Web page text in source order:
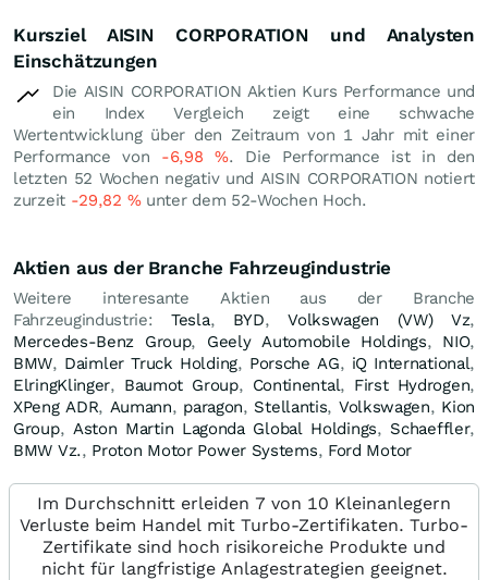
Kursziel AISIN CORPORATION und Analysten
Einschätzungen
Die AISIN CORPORATION Aktien Kurs Performance und
ein Index Vergleich zeigt eine schwache
Wertentwicklung über den Zeitraum von 1 Jahr mit einer
Performance von -6,98%. Die Performance ist in den
letzten 52 Wochen negativ und AISIN CORPORATION notiert
zurzeit -29,82 %unter dem 52-Wochen Hoch.
Aktien aus der Branche Fahrzeugindustrie
Weitere interesante Aktien aus der Branche
Fahrzeugindustrie:Tesla, BYD,Volkswagen (VW) Vz,
Mercedes-Benz Group, Geely Automobile Holdings, NIO,
BMW, Daimler Truck Holding, Porsche AG, iQ International,
ElringKlinger, Baumot Group, Continental, First Hydrogen,
XPeng ADR, Aumann, paragon, Stellantis, Volkswagen, Kion
Group, Aston Martin Lagonda Global Holdings, Schaeffler,
BMW Vz., Proton Motor Power Systems, Ford Motor
Im Durchschnitt erleiden 7 von 10 Kleinanlegern
Verluste beim Handel mit Turbo-Zertifikaten. Turbo-
Zertifikate sind hoch risikoreiche Produkte und
nicht für langfristige Anlagestrategien geeignet.